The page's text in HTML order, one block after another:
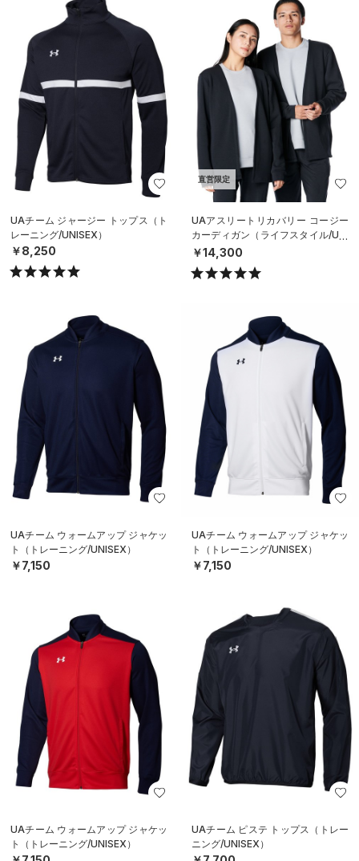
UAチーム ジャージー トップス（ト
レーニング/UNISEX）
￥8,250
直営限定
UAアスリートリカバリー コージー
カーディガン（ライフスタイル/UNI
SEX）
￥14,300
UAチーム ウォームアップ ジャケッ
ト（トレーニング/UNISEX）
￥7,150
UAチーム ウォームアップ ジャケッ
ト（トレーニング/UNISEX）
￥7,150
UAチーム ウォームアップ ジャケッ
ト（トレーニング/UNISEX）
UAチーム ピステ トップス（トレー
ニング/UNISEX）